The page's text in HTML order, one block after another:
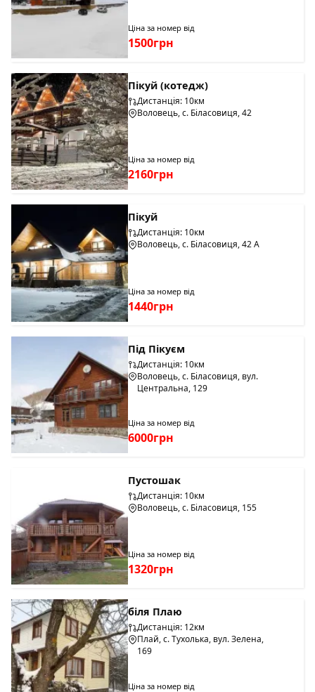
Ціна за номер від
1500грн
Пікуй (котедж)
Дистанція: 10км
Воловець, с. Біласовиця, 42
Ціна за номер від
2160грн
Пікуй
Дистанція: 10км
Воловець, с. Біласовиця, 42 А
Ціна за номер від
1440грн
Під Пікуєм
Дистанція: 10км
Воловець, с. Біласовиця, вул.
Центральна, 129
Ціна за номер від
6000грн
Пустошак
Дистанція: 10км
Воловець, с. Біласовиця, 155
Ціна за номер від
1320грн
біля Плаю
Дистанція: 12км
Плай, с. Тухолька, вул. Зелена,
169
Ціна за номер від